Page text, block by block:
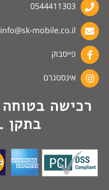
0544411303
info@sk-mobile.co.il
פייסבוק
אינסטגרם